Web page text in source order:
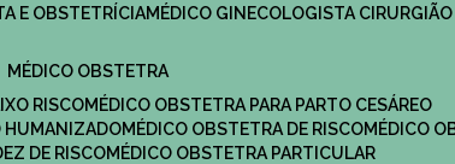
E OBSTETRÍCIA
MÉDICO GINECOLOGISTA CIRURGIÃO
MÉDICO OBSTETRA
RISCO
MÉDICO OBSTETRA PARA PARTO CESÁREO
HUMANIZADO MÉDICO OBSTETRA DE RISCO
MÉDICO
DE RISCO
MÉDICO OBSTETRA PARTICULAR